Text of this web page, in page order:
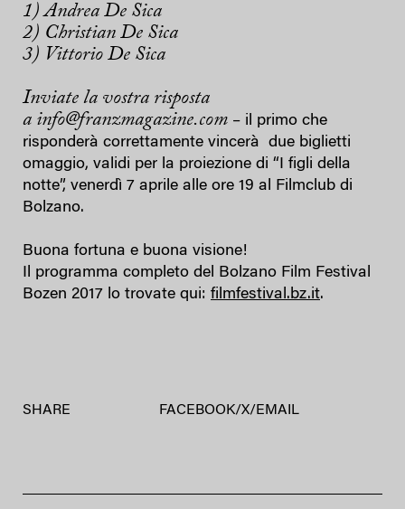
1) Andrea De Sica
2) Christian De Sica
3) Vittorio De Sica
Inviate la vostra risposta
a info@franzmagazine.com – il primo che
risponderà correttamente vincerà due biglietti
omaggio, validi per la proiezione di “I figli della
notte”, venerdì 7 aprile alle ore 19 al Filmclub di
Bolzano.
Buona fortuna e buona visione!
Il programma completo del Bolzano Film Festival
Bozen 2017 lo trovate qui: filmfestival.bz.it.
SHARE FACEBOOK/X/ EMAIL